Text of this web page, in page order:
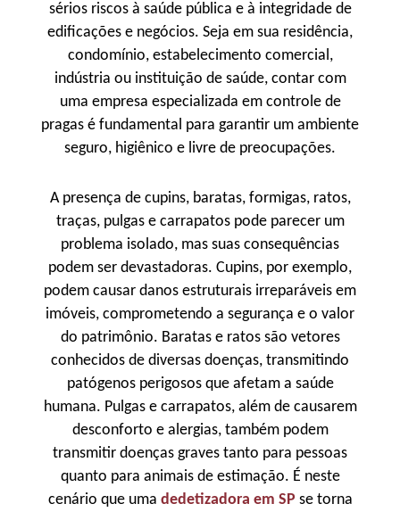
sérios riscos à saúde pública e à integridade de
edificações e negócios. Seja em sua residência,
condomínio, estabelecimento comercial,
indústria ou instituição de saúde, contar com
uma empresa especializada em controle de
pragas é fundamental para garantir um ambiente
seguro, higiênico e livre de preocupações.
A presença de cupins, baratas, formigas, ratos,
traças, pulgas e carrapatos pode parecer um
problema isolado, mas suas consequências
podem ser devastadoras. Cupins, por exemplo,
podem causar danos estruturais irreparáveis em
imóveis, comprometendo a segurança e o valor
do patrimônio. Baratas e ratos são vetores
conhecidos de diversas doenças, transmitindo
patógenos perigosos que afetam a saúde
humana. Pulgas e carrapatos, além de causarem
desconforto e alergias, também podem
transmitir doenças graves tanto para pessoas
quanto para animais de estimação. É neste
cenário que uma dedetizadora em SP se torna